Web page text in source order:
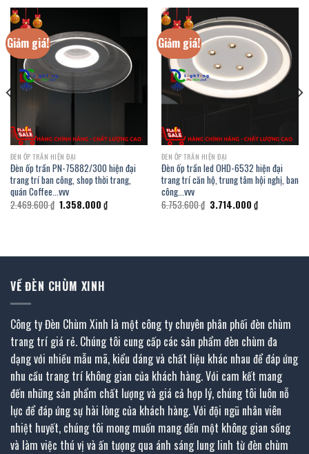
Giảm giá!
ĐÈN ỐP TRẦN HIỆN ĐẠI
Đèn ốp trần PN-75882/300 hiện đại
trang trí ban công, shop thời trang,
quán Coffee…vvv
2.469.600₫ Giá
gốc
1.358.000 ₫Giá
hiện
Giảm giá!
ĐÈN ỐP TRẦN HIỆN ĐẠI
Đèn ốp trần led OHD-6532 hiện đại
trang trí căn hộ, trung tâm hội nghị, ban
công…vvv
6.753.600₫ Giá
gốc
3.714.000 ₫Giá
hiện
VỀ ĐÈN CHÙM XINH
Công ty Đèn Chùm Xinh là một công ty chuyên phân phối đèn chùm
trang trí giá rẻ. Chúng tôi cung cấp các sản phẩm đèn chùm đa
dạng với nhiều mẫu mã, kiểu dáng và chất liệu khác nhau để đáp ứng
nhu cầu trang trí không gian của khách hàng. Với cam kết mang
đến những sản phẩm chất lượng và giá cả hợp lý, chúng tôi luôn nỗ
lực để đáp ứng sự hài lòng của khách hàng. Với đội ngũ nhân viên
nhiệt huyết, chúng tôi mong muốn mang đến một không gian sống
và làm việc thú vị và ấn tượng qua ánh sáng lung linh từ đèn chùm